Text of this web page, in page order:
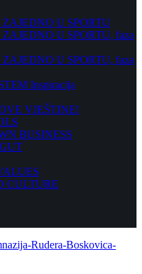
U SPORTU
U SPORTU, faza
U SPORTU, faza
Inspiracija
VJEŠTINE!
BUSINESS
CULTURE